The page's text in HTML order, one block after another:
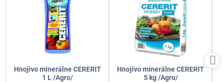
Hnojivo minerálne CERERIT
1 L /Agro/
Hnojivo minerálne CERERIT
5 kg /Agro/